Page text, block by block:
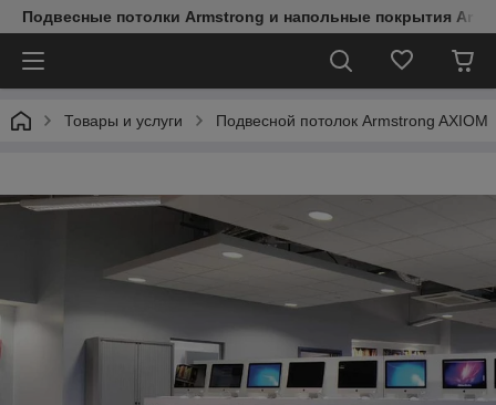
Подвесные потолки Armstrong и напольные покрытия
Товары и услуги Подвесной потолок Armstrong AXIOM